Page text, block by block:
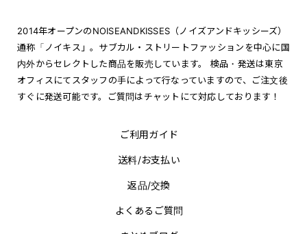
2014年オープンのNOISEANDKISSES（ノイズアンドキッシーズ）
通称「ノイキス」。サブカル・ストリートファッションを中心に国
内外からセレクトした商品を販売しています。 検品・発送は東京
オフィスにてスタッフの手によって行なっていますので、ご注文後
すぐに発送可能です。ご質問はチャットにて対応しております！
ご利用ガイド
送料/お支払い
返品/交換
よくあるご質問